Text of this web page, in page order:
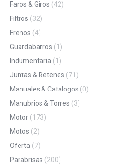
Faros & Giros (42)
Filtros (32)
Frenos (4)
Guardabarros (1)
Indumentaria (1)
Juntas & Retenes (71)
Manuales & Catalogos (0)
Manubrios & Torres (3)
Motor (173)
Motos (2)
Oferta (7)
Parabrisas (200)